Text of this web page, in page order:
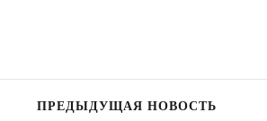
ПРЕДЫДУЩАЯ НОВОСТЬ